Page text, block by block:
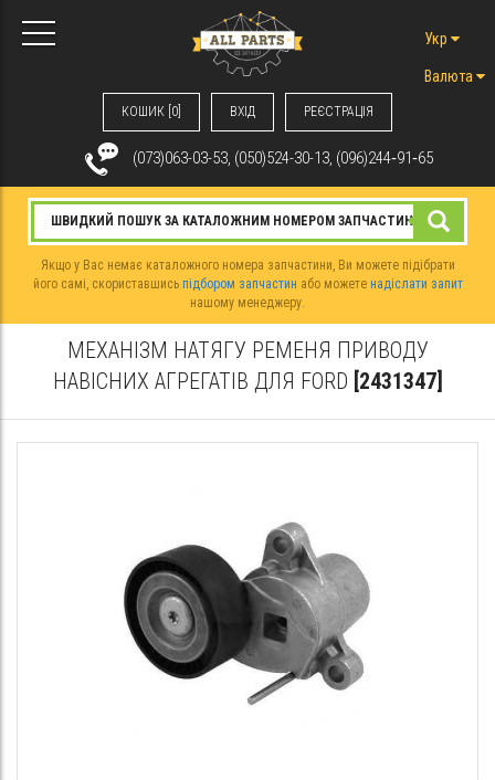
КОШИК [0] ВХIД РЕЄСТРАЦІЯ
Укр
Валюта
(073)063-03-53, (050)524-30-13, (096)244‑91‑65
Якщо у Вас немає каталожного номера запчастини, Ви можете підібрати
його самі, скориставшись підбором запчастин або можете надіслати запит
нашому менеджеру.
МЕХАНІЗМ НАТЯГУ РЕМЕНЯ ПРИВОДУ
НАВІСНИХ АГРЕГАТІВ ДЛЯ FORD [2431347]